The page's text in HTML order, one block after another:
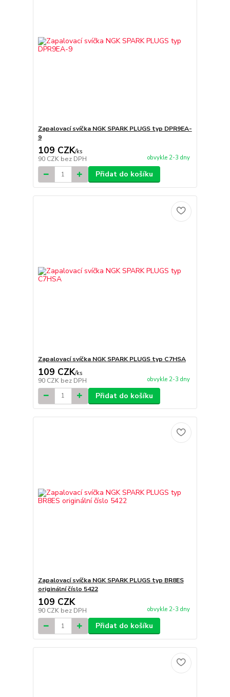
Zapalovací svíčka NGK SPARK PLUGS typ DPR9EA-
9
109 CZK/ks
90 CZK bez DPH obvykle 2-3 dny
Přidat do košíku
Zapalovací svíčka NGK SPARK PLUGS typ C7HSA
109 CZK/ks
90 CZK bez DPH obvykle 2-3 dny
Přidat do košíku
Zapalovací svíčka NGK SPARK PLUGS typ BR8ES
originální číslo 5422
109 CZK
90 CZK bez DPH obvykle 2-3 dny
Přidat do košíku